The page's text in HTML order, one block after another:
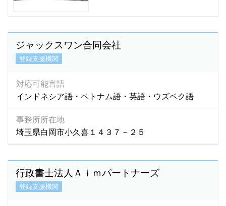
ジャックスワン合同会社
登録支援機関
対応可能言語
インドネシア語・ベトナム語・英語・ウズベク語
事務所所在地
埼玉県白岡市小久喜１４３７－２５
行政書士法人Ａｉｍパートナーズ
登録支援機関